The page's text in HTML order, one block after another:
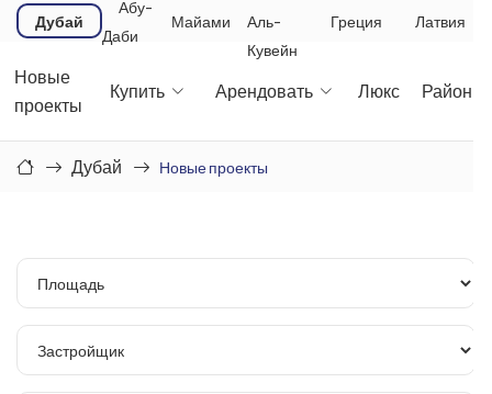
Дубай
Абу-
Даби
Майами
Аль-
Кувейн
Греция Латвия
Новые
проекты
Купить Арендовать Люкс Районы
Дубай Новые проекты